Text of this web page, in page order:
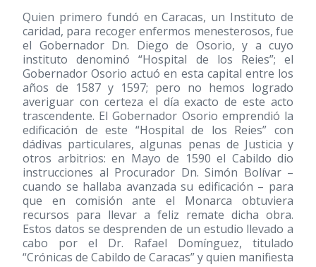
Quien primero fundó en Caracas, un Instituto de
caridad, para recoger enfermos menesterosos, fue
el Gobernador Dn. Diego de Osorio, y a cuyo
instituto denominó “Hospital de los Reies”; el
Gobernador Osorio actuó en esta capital entre los
años de 1587 y 1597; pero no hemos logrado
averiguar con certeza el día exacto de este acto
trascendente. El Gobernador Osorio emprendió la
edificación de este “Hospital de los Reies” con
dádivas particulares, algunas penas de Justicia y
otros arbitrios: en Mayo de 1590 el Cabildo dio
instrucciones al Procurador Dn. Simón Bolívar –
cuando se hallaba avanzada su edificación – para
que en comisión ante el Monarca obtuviera
recursos para llevar a feliz remate dicha obra.
Estos datos se desprenden de un estudio llevado a
cabo por el Dr. Rafael Domínguez, titulado
“Crónicas de Cabildo de Caracas” y quien manifiesta